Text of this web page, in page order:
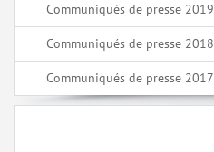
Communiqués de presse 2019
Communiqués de presse 2018
Communiqués de presse 2017